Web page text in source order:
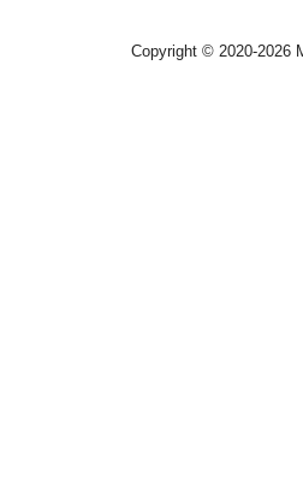
Copyright © 2020-2026